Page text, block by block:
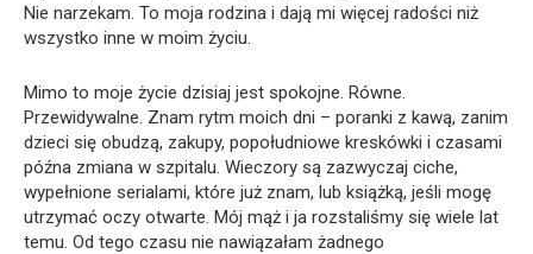
Nie narzekam. To moja rodzina i dają mi więcej radości niż
wszystko inne w moim życiu.
Mimo to moje życie dzisiaj jest spokojne. Równe.
Przewidywalne. Znam rytm moich dni – poranki z kawą, zanim
dzieci się obudzą, zakupy, popołudniowe kreskówki i czasami
późna zmiana w szpitalu. Wieczory są zazwyczaj ciche,
wypełnione serialami, które już znam, lub książką, jeśli mogę
utrzymać oczy otwarte. Mój mąż i ja rozstaliśmy się wiele lat
temu. Od tego czasu nie nawiązałam żadnego